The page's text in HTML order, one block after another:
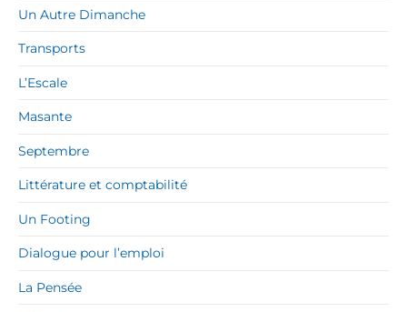
Un Autre Dimanche
Transports
L’Escale
Masante
Septembre
Littérature et comptabilité
Un Footing
Dialogue pour l’emploi
La Pensée